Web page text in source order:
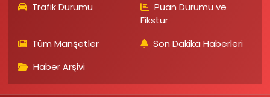
Trafik Durumu
Puan Durumu ve
Fikstür
Tüm Manşetler
Son Dakika Haberleri
Haber Arşivi